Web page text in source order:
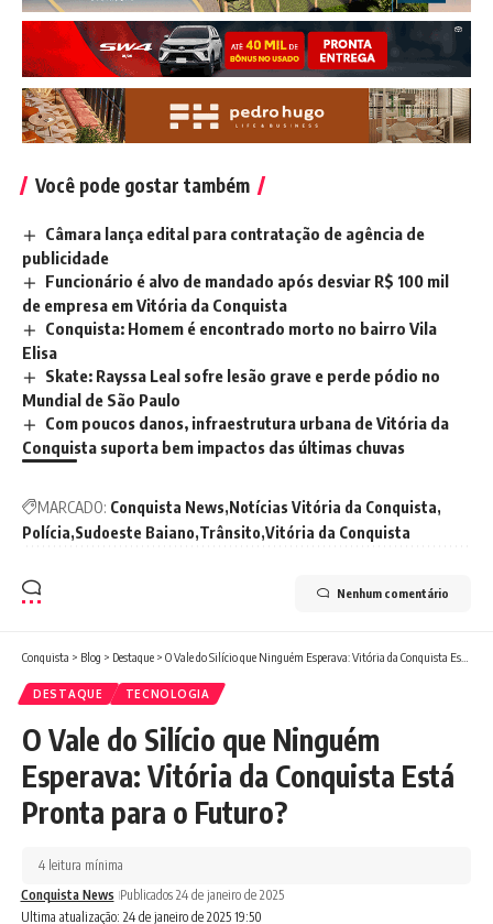
Você pode gostar também
Câmara lança edital para contratação de agência de
publicidade
Funcionário é alvo de mandado após desviar R$ 100 mil
de empresa em Vitória da Conquista
Conquista: Homem é encontrado morto no bairro Vila
Elisa
Skate: Rayssa Leal sofre lesão grave e perde pódio no
Mundial de São Paulo
Com poucos danos, infraestrutura urbana de Vitória da
Conquista suporta bem impactos das últimas chuvas
MARCADO: Conquista News Notícias Vitória da Conquista
Polícia Sudoeste Baiano Trânsito Vitória da Conquista
Nenhum comentário
Conquista > Blog > Destaque > O Vale do Silício que Ninguém Esperava: Vitória da Conquista Está Pronta para o Futuro?
DESTAQUE TECNOLOGIA
O Vale do Silício que Ninguém
Esperava: Vitória da Conquista Está
Pronta para o Futuro?
Ultima atualização: 24 de janeiro de 2025 19:50
Conquista News Publicados 24 de janeiro de 2025
4 leitura mínima